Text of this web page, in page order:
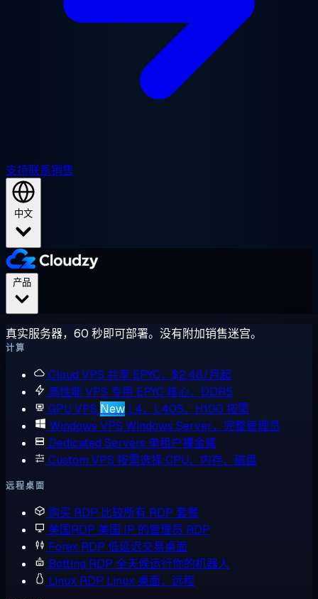
支持联系销售
中文
真实服务器，60 秒即可部署。没有附加销售迷宫。
计算
Cloud VPS 共享 EPYC，$2.48/月起
高性能 VPS 专用 EPYC 核心，DDR5
GPU VPS New L4、L40S、H100 按需
Windows VPS Windows Server，完整管理员
Dedicated Servers 单租户裸金属
Custom VPS 按需选择 CPU、内存、磁盘
远程桌面
购买 RDP 比较所有 RDP 套餐
美国RDP 美国 IP 的管理员 RDP
Forex RDP 低延迟交易桌面
Botting RDP 全天候运行你的机器人
Linux RDP Linux 桌面，远程